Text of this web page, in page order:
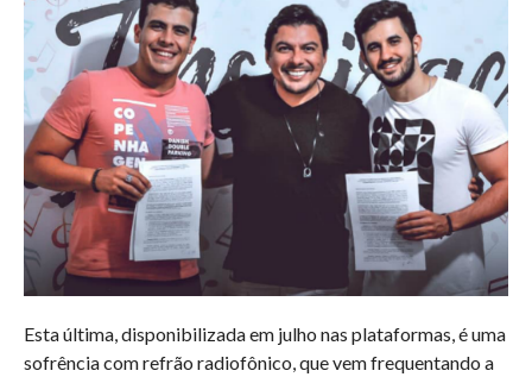
Esta última, disponibilizada em julho nas plataformas, é uma
sofrência com refrão radiofônico, que vem frequentando a